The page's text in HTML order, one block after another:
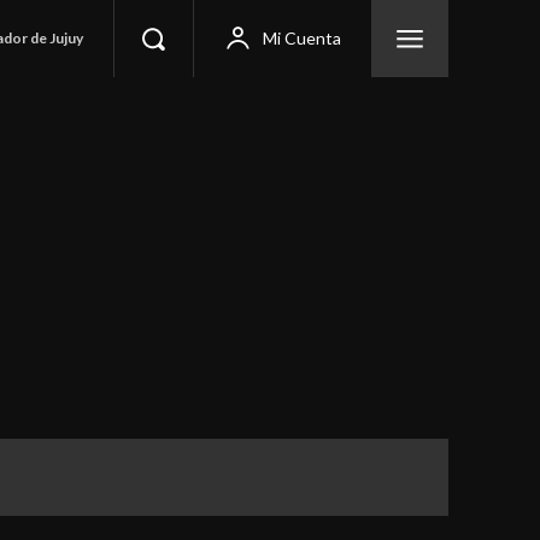
de Jujuy Mi Cuenta